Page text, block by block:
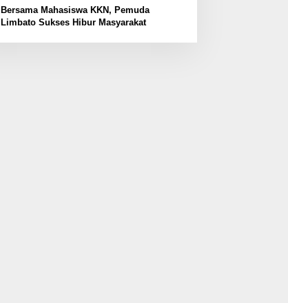
Bersama Mahasiswa KKN, Pemuda
Limbato Sukses Hibur Masyarakat